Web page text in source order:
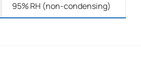
95% RH (non-condensing)